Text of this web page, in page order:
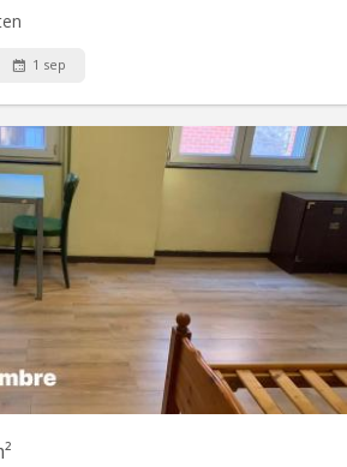
1 sep
KM 1614
chambres au centre-ville ; rénové, meublé
acceptée). Le loyer de la petite
90€ charges)= 490€/mois et de la grande
: 420 + 90 = 510€/mois. Libre à partir
septembre 2026. Les visites sont à...